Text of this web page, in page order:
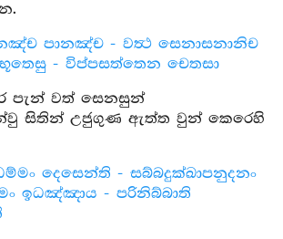
පානඤ්ච - වත්‍ථ සෙනාසනානිච
- විප්පසත්තෙන චෙතසා
පැන් වත් සෙනසුන්
සිතින් උජුගුණ ඇත්ත වුන් කෙරෙහි
දෙසෙන්ති - සබ්බදුක්ඛාපනුදනං
ඉධඤ්ඤාය - පරිනිබ්බාති